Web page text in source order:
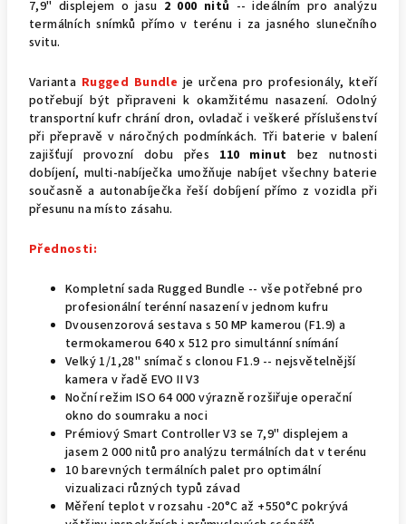
7,9" displejem o jasu 2 000 nitů -- ideálním pro analýzu
termálních snímků přímo v terénu i za jasného slunečního
svitu.
Varianta Rugged Bundle je určena pro profesionály, kteří
potřebují být připraveni k okamžitému nasazení. Odolný
transportní kufr chrání dron, ovladač i veškeré příslušenství
při přepravě v náročných podmínkách. Tři baterie v balení
zajišťují provozní dobu přes 110 minut bez nutnosti
dobíjení, multi-nabíječka umožňuje nabíjet všechny baterie
současně a autonabíječka řeší dobíjení přímo z vozidla při
přesunu na místo zásahu.
Přednosti:
Kompletní sada Rugged Bundle -- vše potřebné pro
profesionální terénní nasazení v jednom kufru
Dvousenzorová sestava s 50 MP kamerou (F1.9) a
termokamerou 640 x 512 pro simultánní snímání
Velký 1/1,28" snímač s clonou F1.9 -- nejsvětelnější
kamera v řadě EVO II V3
Noční režim ISO 64 000 výrazně rozšiřuje operační
okno do soumraku a noci
Prémiový Smart Controller V3 se 7,9" displejem a
jasem 2 000 nitů pro analýzu termálních dat v terénu
10 barevných termálních palet pro optimální
vizualizaci různých typů závad
Měření teplot v rozsahu -20°C až +550°C pokrývá